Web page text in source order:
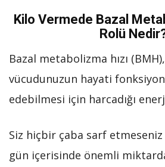
Kilo Vermede Bazal
Rolü
Bazal metabolizma hızı
vücudunuzun hayati
edebilmesi için harcadığı
Siz hiçbir çaba sarf
gün içerisinde önemli